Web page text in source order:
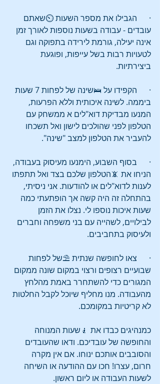
·      הגבילו את מספר השעות ⏲️שאתם
עובדים - עבודה בשעות נוספות לאורך זמן
אינה יעילה, גורמת לירידה בתפוקה וגם
לטעויות רבות בשל עייפות, ופוגעת
ביצירתיות.
·      הקפידו על 🛌שינה של לפחות 7 שעות
ביממה. לשינה איכותית וללא הפרעות,
המנעו מבדיקת דוא"לים א ממשחק עם
הטלפון לפני שהולכים לישון ואל תשכחו
להעביר את הטלפון למצב "שינה".
·      בסוף השבוע, הימנעו מעיסוק בעבודה,
הניחו את 📵הטלפון שלכם בצד ואל תתפתו
לענות לדוא"לים או להודעות. אני ניסיתי,
בהתחלה זה היה קשה אך הופתעתי כמה
שעות איכות נוספו לי. נצלו את הזמן
לבילויים, לשהייה עם בני משפחה וחברים
ולעיסוק בתחביבים.
·      צאו לחופשה שנתית ⛱️של לפחות
שבועיים רצופים ורצוי במקום שונה ממקום
המגורים כדי להשתחרר באמת מהלחץ
מהעבודה. מנו מחליף שיוכל לקבל החלטות
לא קריטיות במקומכם.
כמנהיגים כבדו את 🧎שעות המנוחה
והחופשה של עובדיכם. ודאו שהעובדים
והסובבים אותכם ינוחו. אם אין מקרה
חרום, עצרו! חכו עם ההודעה או השיחה
לשעות העבודה או ליום ראשון.